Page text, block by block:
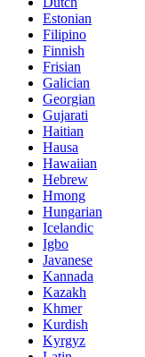
Estonian
Filipino
Finnish
Frisian
Galician
Georgian
Gujarati
Haitian
Hausa
Hawaiian
Hebrew
Hmong
Hungarian
Icelandic
Igbo
Javanese
Kannada
Kazakh
Khmer
Kurdish
Kyrgyz